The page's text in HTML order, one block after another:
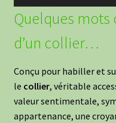
Quelques
d’un collier…
Conçu pour habiller et
le collier, véritable
valeur sentimentale,
appartenance, une